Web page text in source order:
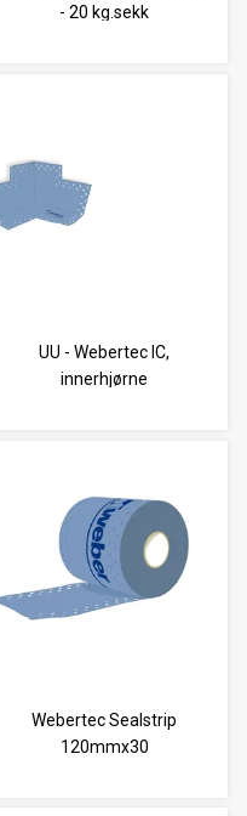
- 20 kg.sekk
UU - Webertec IC,
innerhjørne
Webertec Sealstrip
120mmx30